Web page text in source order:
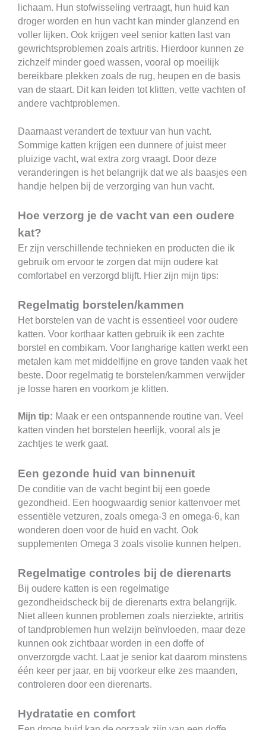
lichaam. Hun stofwisseling vertraagt, hun huid kan
droger worden en hun vacht kan minder glanzend en
voller lijken. Ook krijgen veel senior katten last van
gewrichtsproblemen zoals artritis. Hierdoor kunnen ze
zichzelf minder goed wassen, vooral op moeilijk
bereikbare plekken zoals de rug, heupen en de basis
van de staart. Dit kan leiden tot klitten, vette vachten of
andere vachtproblemen.
Daarnaast verandert de textuur van hun vacht.
Sommige katten krijgen een dunnere of juist meer
pluizige vacht, wat extra zorg vraagt. Door deze
veranderingen is het belangrijk dat we als baasjes een
handje helpen bij de verzorging van hun vacht.
Hoe verzorg je de vacht van een oudere
kat?
Er zijn verschillende technieken en producten die ik
gebruik om ervoor te zorgen dat mijn oudere kat
comfortabel en verzorgd blijft. Hier zijn mijn tips:
Regelmatig borstelen/kammen
Het borstelen van de vacht is essentieel voor oudere
katten. Voor korthaar katten gebruik ik een zachte
borstel en combikam. Voor langharige katten werkt een
metalen kam met middelfijne en grove tanden vaak het
beste. Door regelmatig te borstelen/kammen verwijder
je losse haren en voorkom je klitten.
Mijn tip: Maak er een ontspannende routine van. Veel
katten vinden het borstelen heerlijk, vooral als je
zachtjes te werk gaat.
Een gezonde huid van binnenuit
De conditie van de vacht begint bij een goede
gezondheid. Een hoogwaardig senior kattenvoer met
essentiële vetzuren, zoals omega-3 en omega-6, kan
wonderen doen voor de huid en vacht. Ook
supplementen Omega 3 zoals visolie kunnen helpen.
Regelmatige controles bij de dierenarts
Bij oudere katten is een regelmatige
gezondheidscheck bij de dierenarts extra belangrijk.
Niet alleen kunnen problemen zoals nierziekte, artritis
of tandproblemen hun welzijn beïnvloeden, maar deze
kunnen ook zichtbaar worden in een doffe of
onverzorgde vacht. Laat je senior kat daarom minstens
één keer per jaar, en bij voorkeur elke zes maanden,
controleren door een dierenarts.
Hydratatie en comfort